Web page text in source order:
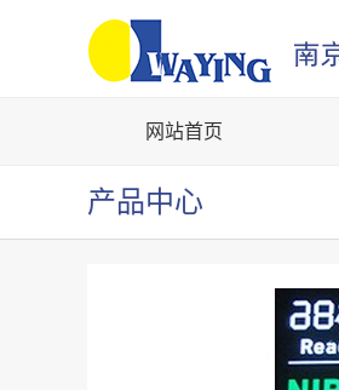
网站首页
产品中心